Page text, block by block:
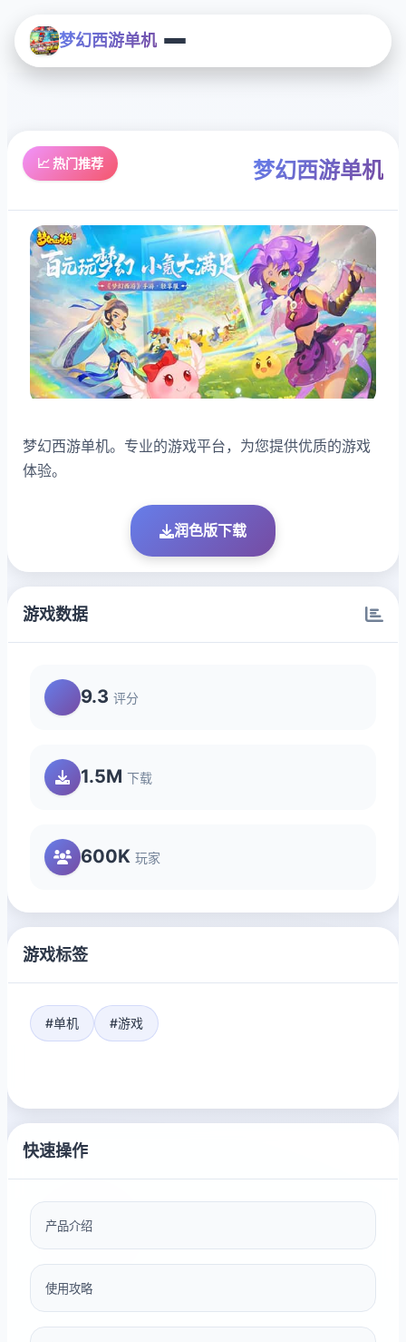
梦幻西游单机
📈 热门推荐 梦幻西游单机
梦幻西游单机。专业的游戏平台，为您提供优质的游戏
体验。
润色版下载
游戏数据
9.3 评分
1.5M 下载
600K 玩家
游戏标签
#单机 #游戏
快速操作
产品介绍
使用攻略